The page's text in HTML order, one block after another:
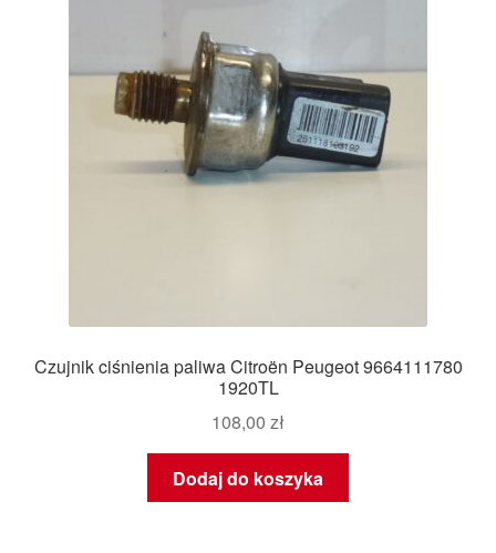
Czujnik ciśnienia paliwa Citroën Peugeot 9664111780
1920TL
108,00 zł
Dodaj do koszyka